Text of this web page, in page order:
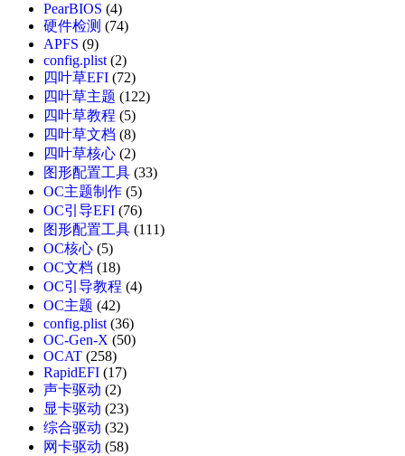
PearBIOS (4)
硬件检测 (74)
APFS (9)
config.plist(2)
四叶草EFI (72)
四叶草主题 (122)
四叶草教程 (5)
四叶草文档 (8)
四叶草核心 (2)
图形配置工具 (33)
OC主题制作 (5)
OC引导EFI (76)
图形配置工具 (111)
OC核心 (5)
OC文档 (18)
OC引导教程 (4)
OC主题 (42)
config.plist(36)
OC-Gen-X (50)
OCAT (258)
RapidEFI (17)
声卡驱动 (2)
显卡驱动 (23)
综合驱动 (32)
网卡驱动 (58)